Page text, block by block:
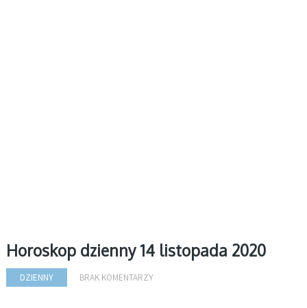
Horoskop dzienny 14 listopada 2020
DZIENNY BRAK KOMENTARZY